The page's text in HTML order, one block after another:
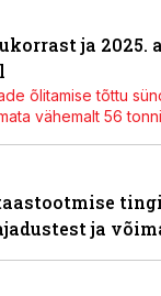
ja 2025.
õlitamise tõttu
vähemalt 56
ja